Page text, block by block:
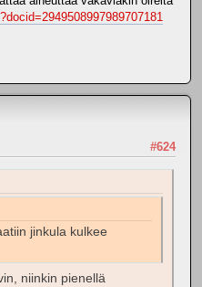
#624
jinkula kulkee
niinkin pienellä